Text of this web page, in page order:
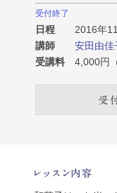
受付終了
日程
2016年
講師
安田由佳
受講料
4,000円